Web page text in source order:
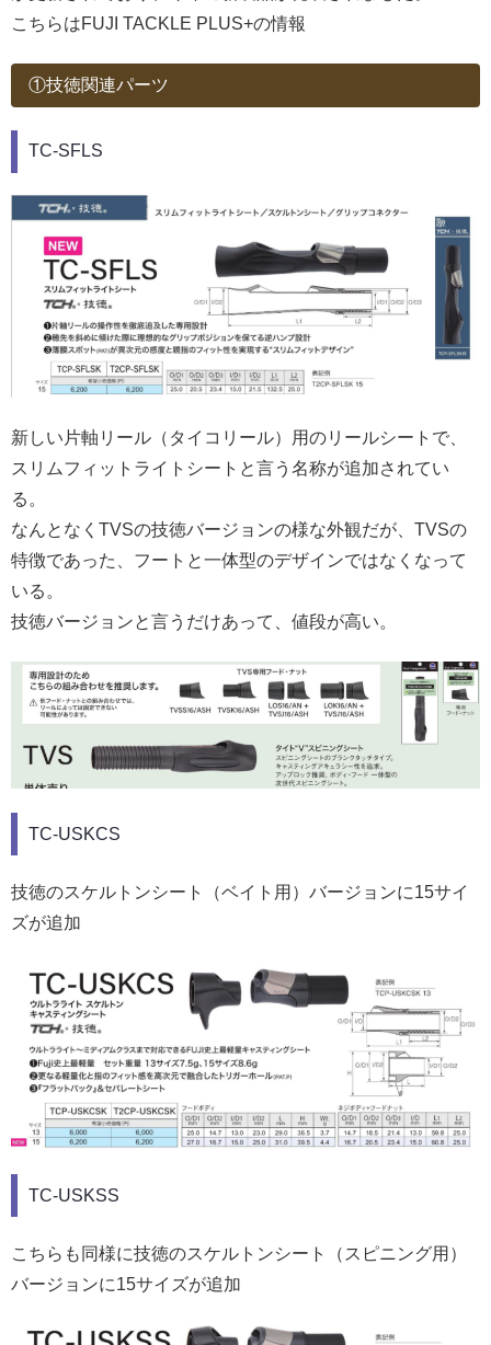
こちらはFUJI TACKLE PLUS+の情報
①技徳関連パーツ
TC-SFLS
新しい片軸リール（タイコリール）用のリールシートで、
スリムフィットライトシートと言う名称が追加されてい
る。
なんとなくTVSの技徳バージョンの様な外観だが、TVSの
特徴であった、フートと一体型のデザインではなくなって
いる。
技徳バージョンと言うだけあって、値段が高い。
TC-USKCS
技徳のスケルトンシート（ベイト用）バージョンに15サイ
ズが追加
TC-USKSS
こちらも同様に技徳のスケルトンシート（スピニング用）
バージョンに15サイズが追加